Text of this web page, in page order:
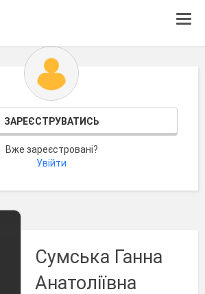
ЗАРЕЄСТРУВАТИСЬ
Вже зареєстровані?
Увійти
Сумська Ганна
Анатоліївна